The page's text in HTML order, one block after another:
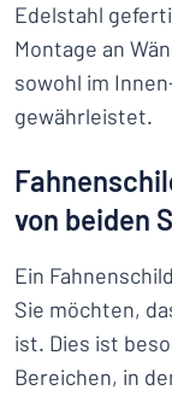
Edelstahl
Montage an
sowohl im
gewährleistet.
von beiden
Ein
Sie möchten,
ist. Dies ist
Bereichen, in